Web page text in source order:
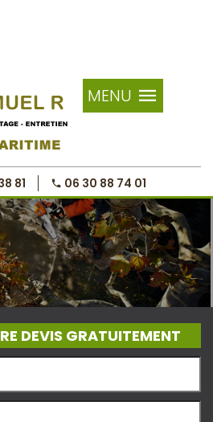
MENU
81 06 30 88 74 01
DEVIS GRATUITEMENT